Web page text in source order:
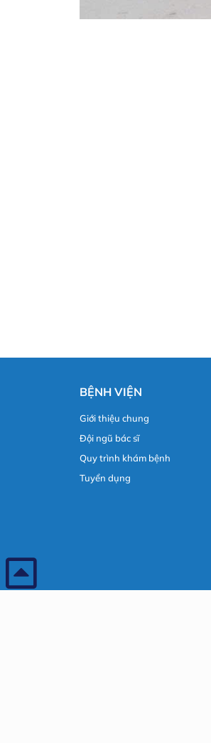
BỆNH VIỆN
Giới thiệu chung
Đội ngũ bác sĩ
Quy trình khám bệnh
Tuyển dụng